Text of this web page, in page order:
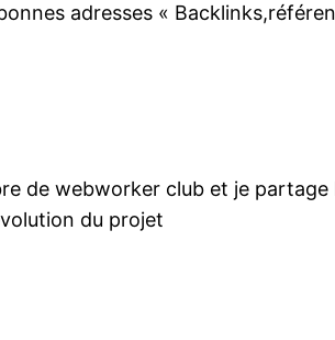
adresses «
de webworker club et je partage
du projet